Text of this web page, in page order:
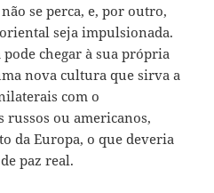
se perca, e, por outro,
seja impulsionada.
chegar à sua própria
nova cultura que sirva a
com o
russos ou americanos,
da Europa, o que deveria
paz real.